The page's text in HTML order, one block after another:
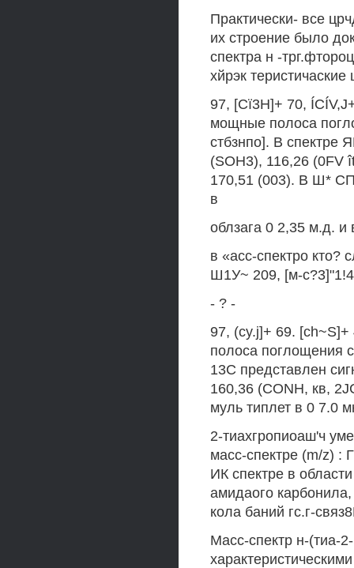
Практически- все
их строение было
спектра н -
хйрэк
97, [Cï3H]+ 70,
мощные полоса
стбзнпо]. В спектре
(SOH3), 116,26 (0FV
170,51 (003). В Ш*
в
облзага 0 2,35 м.д. и
в «асс-спектро кто?
Ш1У~ 209, [м-
- ? -
97, (cy.j]+ 69.
полоса поглощения
13С представлен
160,36 (CONH, кв,
муль типлет в 0 7.0
2-тиахгропиоаш'ч
масс-спектре (m/z) :
ИК спектре в
амидаого
кола баний гс.г-
Масс-спектр н-